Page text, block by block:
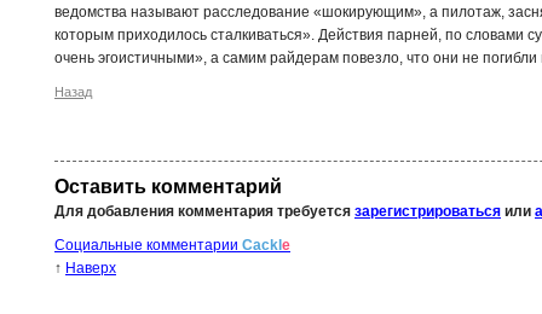
ведомства называют расследование «шокирующим», а пилотаж,
которым приходилось сталкиваться». Действия парней, по словами
очень эгоистичными», а самим райдерам повезло, что они не
Назад
Оставить комментарий
Для добавления комментария требуется зарегистрироваться или
Социальные комментарии Cackl e
↑ Наверх